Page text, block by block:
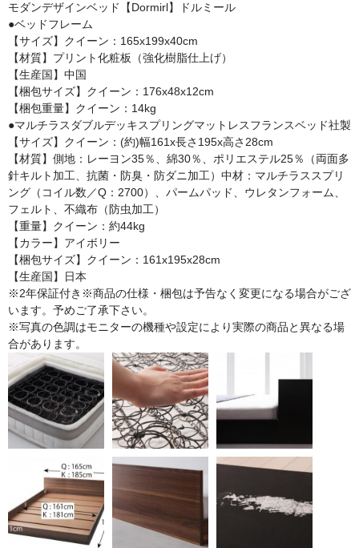
モダンデザインベッド【Dormirl】ドルミール
●ベッドフレーム
【サイズ】クイーン：165x199x40cm
【材質】プリント化粧板（強化樹脂仕上げ）
【生産国】中国
【梱包サイズ】クイーン：176x48x12cm
【梱包重量】クイーン：14kg
●マルチラスダブルデッキスプリングマットレスフランスベッド社製
【サイズ】クイーン：(約)幅161x長さ195x高さ28cm
【材質】側地：レーヨン35％、綿30％、ポリエステル25％（両面多
針キルト加工、抗菌・防臭・防ダニ加工）中材：マルチラススプリ
ング（コイル数／Q：2700）、パームパッド、ウレタンフォーム、
フェルト、不織布（防虫加工）
【重量】クイーン：約44kg
【カラー】アイボリー
【梱包サイズ】クイーン：161x195x28cm
【生産国】日本
※2年保証付き※商品の仕様・梱包は予告なく変更になる場合がござ
います。予めご了承下さい。
※写真の色調はモニターの機種や設定により実際の商品と異なる場
合があります。